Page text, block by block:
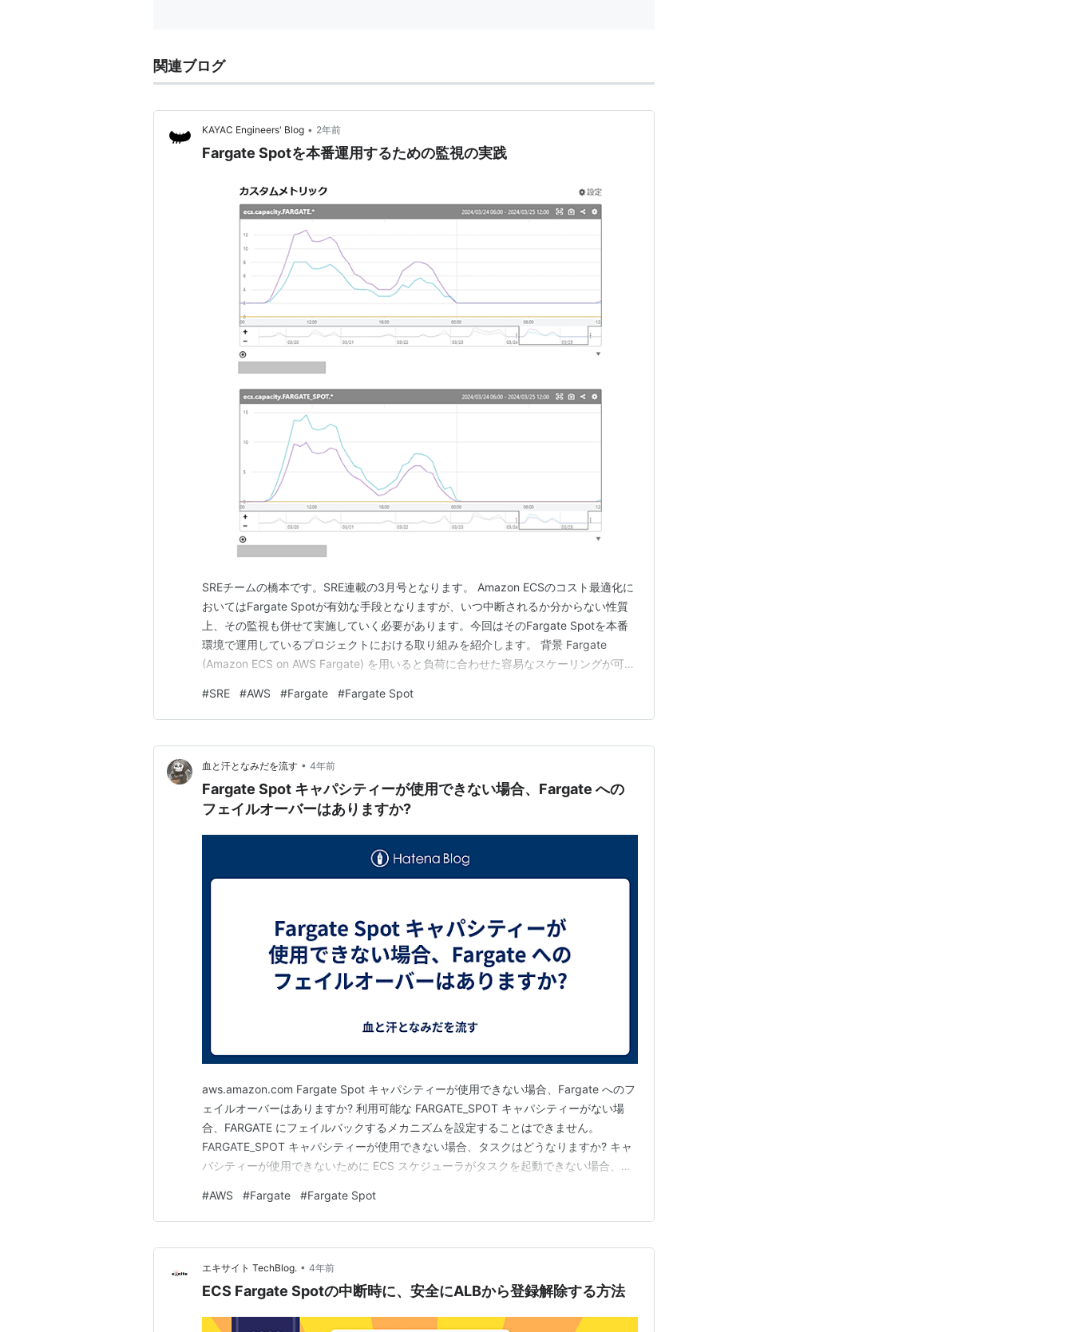
関連ブログ
KAYAC Engineers' Blog • 2年前
Fargate Spotを本番運用するための監視の実践
SREチームの橋本です。SRE連載の3月号となります。 Amazon ECSのコスト最適化に
おいてはFargate Spotが有効な手段となりますが、いつ中断されるか分からない性質
上、その監視も併せて実施していく必要があります。今回はそのFargate Spotを本番
環境で運用しているプロジェクトにおける取り組みを紹介します。 背景 Fargate
(Amazon ECS on AWS Fargate) を用いると負荷に合わせた容易なスケーリングが可能
がやや過剰になってしまうこともあります。 Fargate Spot…
#SRE #AWS #Fargate #Fargate Spot
血と汗となみだを流す • 4年前
Fargate Spot キャパシティーが使用できない場合、Fargate への
フェイルオーバーはありますか?
aws.amazon.com Fargate Spot キャパシティーが使用できない場合、Fargate へのフ
ェイルオーバーはありますか? 利用可能な FARGATE_SPOT キャパシティーがない場
合、FARGATE にフェイルバックするメカニズムを設定することはできません。
FARGATE_SPOT キャパシティーが使用できない場合、タスクはどうなりますか? キャ
パシティーが使用できないために ECS スケジューラがタスクを起動できない場合、
PROVISIONING の第 1 段階には到達せず…
#AWS #Fargate #Fargate Spot
エキサイト TechBlog. • 4年前
ECS Fargate Spotの中断時に、安全にALBから登録解除する方法